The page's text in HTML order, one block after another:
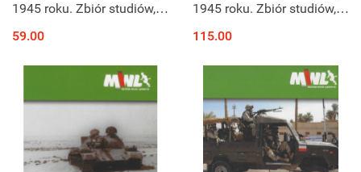
1945 roku. Zbiór studiów,
59.00
1945 roku. Zbiór studiów,
115.00